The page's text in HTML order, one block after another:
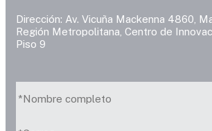
Dirección: Av. Vicuña Mackenna 4860,
Región Metropolitana, Centro de
Piso 9